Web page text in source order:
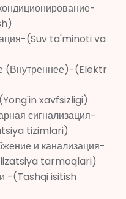
(Suv ta'minoti va
(Внутреннее)-(Elektr
xavfsizligi)
сигнализация-
tizimlari)
и канализация-
tarmoqlari)
-(Tashqi isitish